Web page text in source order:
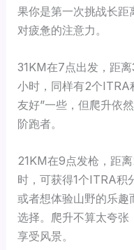
果你是第一次挑战长
对疲惫的注意力。
31KM在7点出发，距
小时，同样有2个ITRA
友好”一些，但爬升依
阶跑者。
21KM在9点发枪，距
时，可获得1个ITRA积
或者想体验山野的乐趣
选择。爬升不算太夸张
享受风景。